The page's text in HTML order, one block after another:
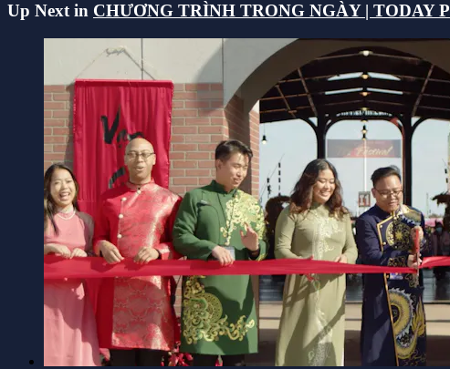
Up Next in CHƯƠNG TRÌNH TRONG NGÀY | TODAY